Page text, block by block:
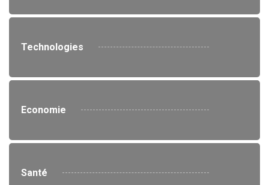
Technologies
Economie
Santé